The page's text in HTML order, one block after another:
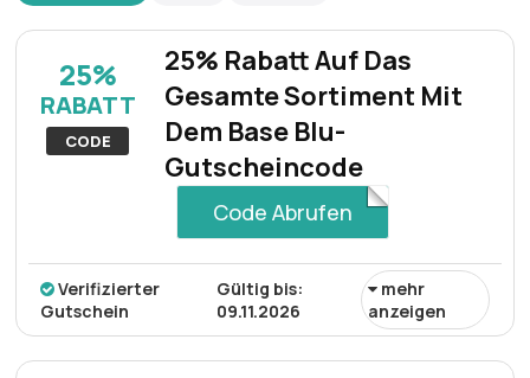
25%
RABATT
CODE
25% Rabatt Auf Das
Gesamte Sortiment Mit
Dem Base Blu-
Gutscheincode
Code Abrufen
Verifizierter
Gutschein
Gültig bis:
09.11.2026
mehr
anzeigen